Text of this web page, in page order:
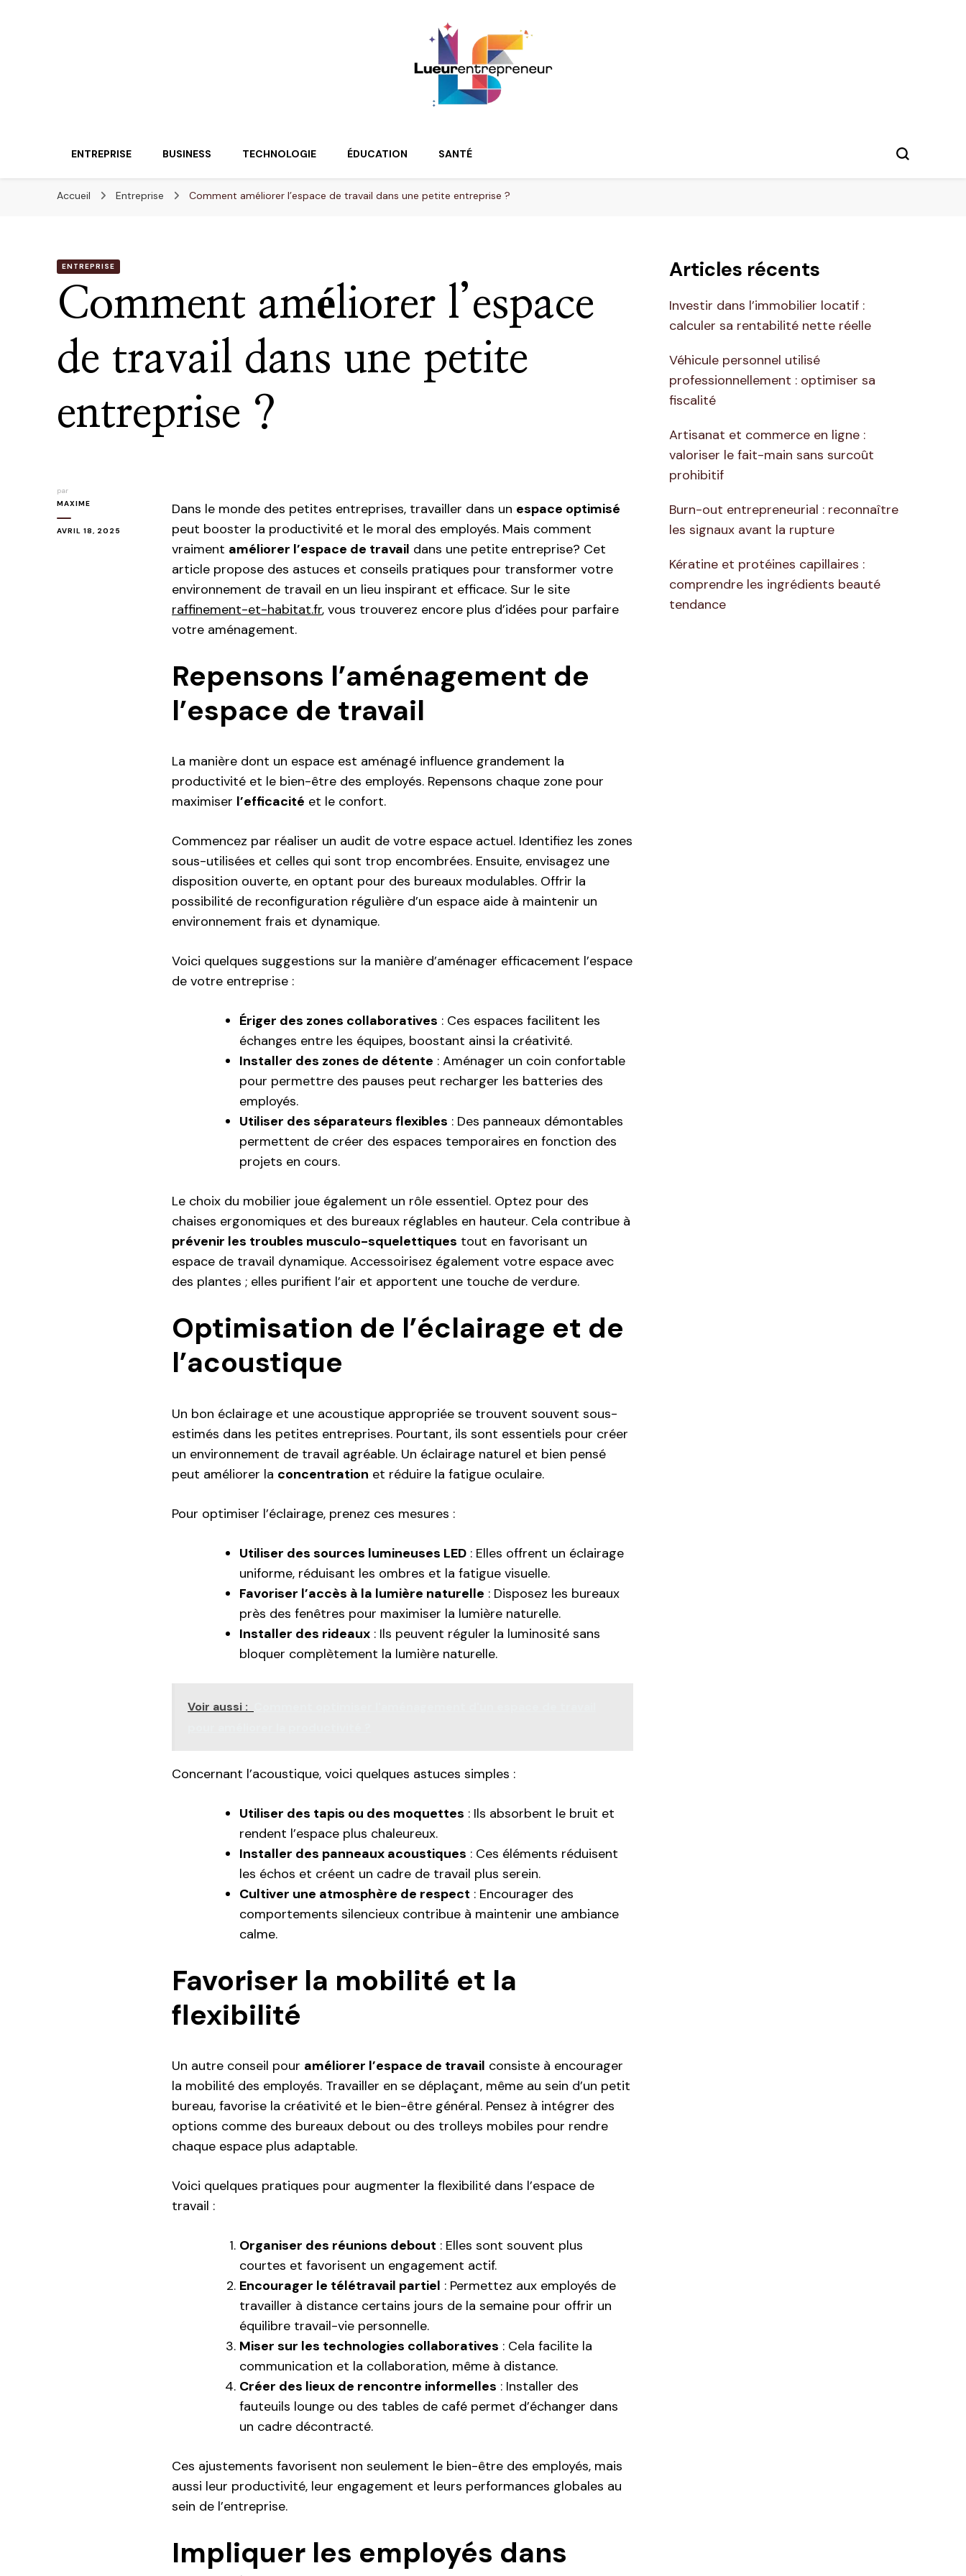
ENTREPRISE BUSINESS TECHNOLOGIE ÉDUCATION SANTÉ
Accueil Entreprise Comment améliorer l’espace de travail dans une petite entreprise ?
ENTREPRISE
Comment améliorer l’espace
de travail dans une petite
entreprise ?
par
MAXIME
AVRIL 18, 2025
Dans le monde des petites entreprises, travailler dans un espace optimisé
peut booster la productivité et le moral des employés. Mais comment
vraiment améliorer l’espace de travail dans une petite entreprise? Cet
article propose des astuces et conseils pratiques pour transformer votre
environnement de travail en un lieu inspirant et efficace. Sur le site
raffinement-et-habitat.fr, vous trouverez encore plus d’idées pour parfaire
votre aménagement.
Repensons l’aménagement de
l’espace de travail
La manière dont un espace est aménagé influence grandement la
productivité et le bien-être des employés. Repensons chaque zone pour
maximiser l’efficacité et le confort.
Commencez par réaliser un audit de votre espace actuel. Identifiez les zones
sous-utilisées et celles qui sont trop encombrées. Ensuite, envisagez une
disposition ouverte, en optant pour des bureaux modulables. Offrir la
possibilité de reconfiguration régulière d’un espace aide à maintenir un
environnement frais et dynamique.
Voici quelques suggestions sur la manière d’aménager efficacement l’espace
de votre entreprise :
Ériger des zones collaboratives : Ces espaces facilitent les
échanges entre les équipes, boostant ainsi la créativité.
Installer des zones de détente : Aménager un coin confortable
pour permettre des pauses peut recharger les batteries des
employés.
Utiliser des séparateurs flexibles : Des panneaux démontables
permettent de créer des espaces temporaires en fonction des
projets en cours.
Le choix du mobilier joue également un rôle essentiel. Optez pour des
chaises ergonomiques et des bureaux réglables en hauteur. Cela contribue à
prévenir les troubles musculo-squelettiques tout en favorisant un
espace de travail dynamique. Accessoirisez également votre espace avec
des plantes ; elles purifient l’air et apportent une touche de verdure.
Optimisation de l’éclairage et de
l’acoustique
Un bon éclairage et une acoustique appropriée se trouvent souvent sous-
estimés dans les petites entreprises. Pourtant, ils sont essentiels pour créer
un environnement de travail agréable. Un éclairage naturel et bien pensé
peut améliorer la concentration et réduire la fatigue oculaire.
Pour optimiser l’éclairage, prenez ces mesures :
Utiliser des sources lumineuses LED : Elles offrent un éclairage
uniforme, réduisant les ombres et la fatigue visuelle.
Favoriser l’accès à la lumière naturelle : Disposez les bureaux
près des fenêtres pour maximiser la lumière naturelle.
Installer des rideaux : Ils peuvent réguler la luminosité sans
bloquer complètement la lumière naturelle.
Voir aussi :
Concernant l’acoustique, voici quelques astuces simples :
Utiliser des tapis ou des moquettes : Ils absorbent le bruit et
rendent l’espace plus chaleureux.
Installer des panneaux acoustiques : Ces éléments réduisent
les échos et créent un cadre de travail plus serein.
Cultiver une atmosphère de respect : Encourager des
comportements silencieux contribue à maintenir une ambiance
calme.
Favoriser la mobilité et la
flexibilité
Un autre conseil pour améliorer l’espace de travail consiste à encourager
la mobilité des employés. Travailler en se déplaçant, même au sein d’un petit
bureau, favorise la créativité et le bien-être général. Pensez à intégrer des
options comme des bureaux debout ou des trolleys mobiles pour rendre
chaque espace plus adaptable.
Voici quelques pratiques pour augmenter la flexibilité dans l’espace de
travail :
Organiser des réunions debout : Elles sont souvent plus
courtes et favorisent un engagement actif.
Encourager le télétravail partiel : Permettez aux employés de
travailler à distance certains jours de la semaine pour offrir un
équilibre travail-vie personnelle.
Miser sur les technologies collaboratives : Cela facilite la
communication et la collaboration, même à distance.
Créer des lieux de rencontre informelles : Installer des
fauteuils lounge ou des tables de café permet d’échanger dans
un cadre décontracté.
Ces ajustements favorisent non seulement le bien-être des employés, mais
aussi leur productivité, leur engagement et leurs performances globales au
sein de l’entreprise.
Impliquer les employés dans
Articles récents
Investir dans l’immobilier locatif :
calculer sa rentabilité nette réelle
Véhicule personnel utilisé
professionnellement : optimiser sa
fiscalité
Artisanat et commerce en ligne :
valoriser le fait-main sans surcoût
prohibitif
Burn-out entrepreneurial : reconnaître
les signaux avant la rupture
Kératine et protéines capillaires :
comprendre les ingrédients beauté
tendance